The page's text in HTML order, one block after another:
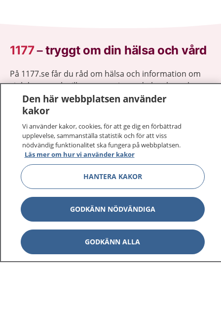
1177–tryggt om din hälsa och vård
På 1177.se får du råd om hälsa och information om
sjukdomar och vilka mottagningar du kan kontakta.
Logga in för att läsa din journal och göra dina
vårdärenden. Ring telefonnummer 1177 för
sjukvårdsrådgivning dygnet runt.
1177 ger dig råd när du vill må bättre.
1177 på flera språk Visa
Visa
Kontakt Visa
Den här webbplatsen använder
kakor
Vi använder kakor, cookies, för att ge dig en förbättrad
upplevelse, sammanställa statistik och för att viss
nödvändig funktionalitet ska fungera på webbplatsen.
Läs mer om hur vi använder kakor
HANTERA KAKOR
GODKÄNN NÖDVÄNDIGA
GODKÄNN ALLA